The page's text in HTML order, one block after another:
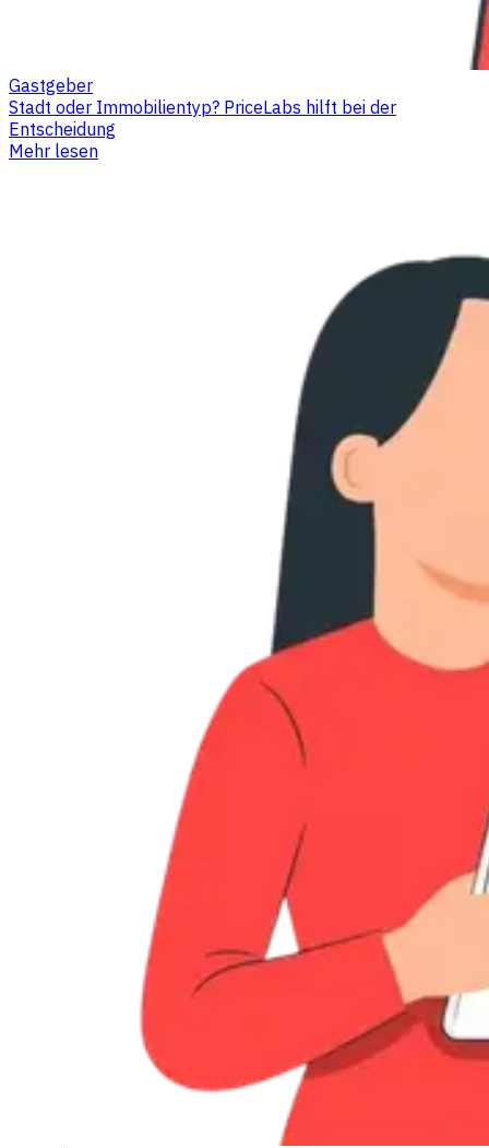
Gastgeber
Stadt oder Immobilientyp? PriceLabs hilft bei der
Entscheidung
Mehr lesen